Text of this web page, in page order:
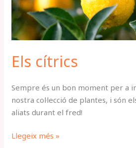
Els cítrics
Sempre és un bon moment per a
nostra col·lecció de plantes, i són
aliats durant el fred!
Llegeix més »